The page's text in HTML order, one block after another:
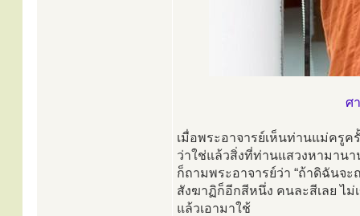
ศ
เมื่อพระอาจารย์เห็นท่านแม่ครูค
ว่าใช่แล้วสิ่งที่ท่านแสวงหามาน
ก็ถามพระอาจารย์ว่า “ถ้าดิฉันจะ
สังฆาฏิก็อีกสีหนึ่ง คนละสีเลย ไม่
แล้วเอามาใช้